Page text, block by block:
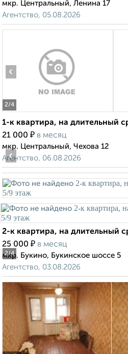
мкр. Центральный, Ленина 17
Агентство, 05.08.2026
2/4
‹
1-к квартира, на длительный
21 000 ₽ в месяц
мкр. Центральный, Чехова 12
Агентство, 06.08.2026
2/4
‹
2-к квартира, на длительный
25 000 ₽ в месяц
мкр. Букино, Букинское шоссе 5
Агентство, 03.08.2026